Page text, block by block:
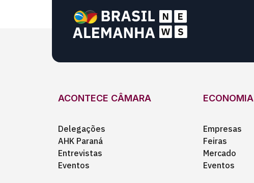
ACONTECE CÂMARA
Delegações
AHK Paraná
Entrevistas
Eventos
ECONOMIA
Empresas
Feiras
Mercado
Eventos